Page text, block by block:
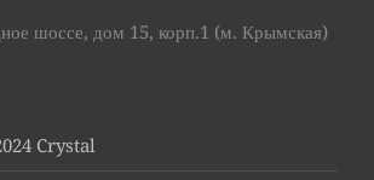
шоссе, дом 15, корп.1 (м. Крымская)
Crystal